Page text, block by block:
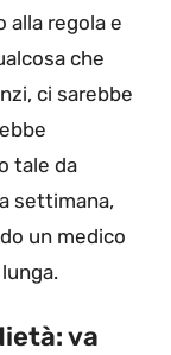
alla regola e
che
ci sarebbe
tale da
settimana,
un medico
va